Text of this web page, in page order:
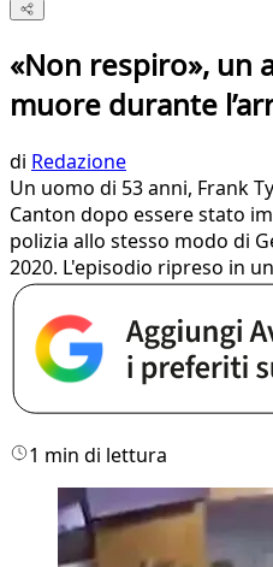
«Non respiro», un
muore durante
di Redazione
Un uomo di 53 anni, Frank
Canton dopo essere stato
polizia allo stesso modo di
2020. L'episodio ripreso in
1 min di lettura